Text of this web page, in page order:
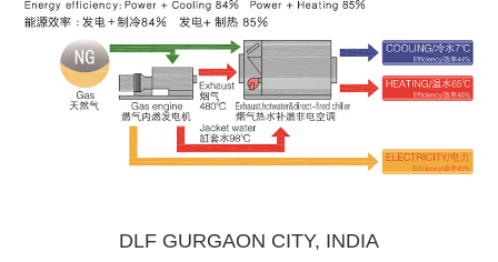
DLF GURGAON CITY, INDIA